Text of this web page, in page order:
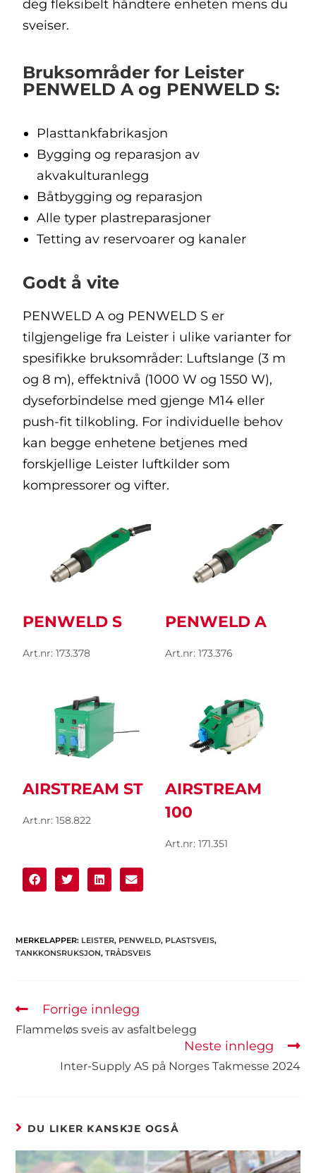
deg fleksibelt håndtere enheten mens du
sveiser.
Bruksområder for Leister
PENWELD A og PENWELD S:
Plasttankfabrikasjon
Bygging og reparasjon av
akvakulturanlegg
Båtbygging og reparasjon
Alle typer plastreparasjoner
Tetting av reservoarer og kanaler
Godt å vite
PENWELD A og PENWELD S er
tilgjengelige fra Leister i ulike varianter for
spesifikke bruksområder: Luftslange (3 m
og 8 m), effektnivå (1000 W og 1550 W),
dyseforbindelse med gjenge M14 eller
push-fit tilkobling. For individuelle behov
kan begge enhetene betjenes med
forskjellige Leister luftkilder som
kompressorer og vifter.
PENWELD S
Art.nr: 173.378
PENWELD A
Art.nr: 173.376
AIRSTREAM ST
Art.nr: 158.822
AIRSTREAM
100
Art.nr: 171.351
MERKELAPPER: LEISTER, PENWELD, PLASTSVEIS,
TANKKONSRUKSJON, TRÅDSVEIS
Forrige innlegg
Flammeløs sveis av asfaltbelegg
Neste innlegg
Inter-Supply AS på Norges Takmesse 2024
DU LIKER KANSKJE OGSÅ